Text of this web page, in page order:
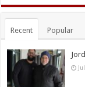
Recent Popular